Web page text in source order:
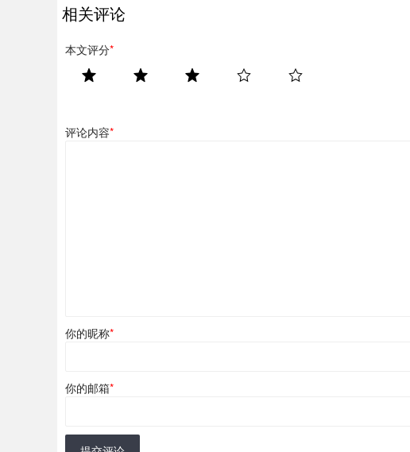
相关评论
本文评分*
评论内容*
你的昵称*
你的邮箱*